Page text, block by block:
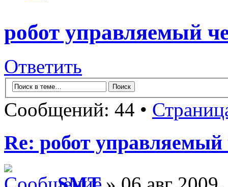
робот управляемый
Ответить
Сообщений: 44 •
Re: робот управляемый